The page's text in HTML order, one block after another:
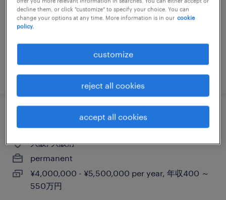
大阪,山口, 大阪府
permanent
posted 12 december 2025
【大阪市】総務（給与・労務）
大阪, 大阪府
permanent
¥4,000,000 - ¥5,500,000 per year, 年収400 ～
550万円
decline them, or click "customize" to specify your choice. You can
change your options at any time. More information is in our cookie
policy.
customize
reject all cookies
accept all cookies